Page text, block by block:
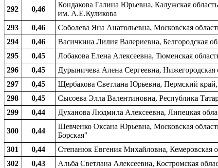
292 0,46
Кондакова Галина Юрьевна, Калужская
им. А.Е.Куликова
293
0,46
Соболева Яна Анатольевна, Московская
294
0,46
Васичкина Лилия Валериевна, Белгородская
295
0,45
Лобакова Елена Алексеевна, Тюменская
296
0,45
Дурыничева Алена Сергеевна, Нижегородская
297
0,45
Щербакова Светлана Юрьевна, Пермский
298
0,45
Сысоева Элла Валентиновна, Республика
299
0,44 Духанова Людмила Алексеевна, Липецкая
300 0,44
Шевченко Оксана Юрьевна, Московская
Борская"
301
0,44
Степанюк Евгения Михайловна, Кемеровская
302
0,43 Альба Светлана Алексеевна, Костромская